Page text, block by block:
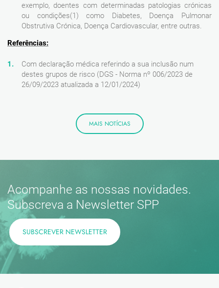
exemplo, doentes com determinadas patologias crónicas
ou condições(1) como Diabetes, Doença Pulmonar
Obstrutiva Crónica, Doença Cardiovascular, entre outras.
Referências:
Com declaração médica referindo a sua inclusão num
destes grupos de risco (DGS - Norma nº 006/2023 de
26/09/2023 atualizada a 12/01/2024)
MAIS NOTÍCIAS
Acompanhe as nossas novidades.
Subscreva a Newsletter SPP
SUBSCREVER NEWSLETTER